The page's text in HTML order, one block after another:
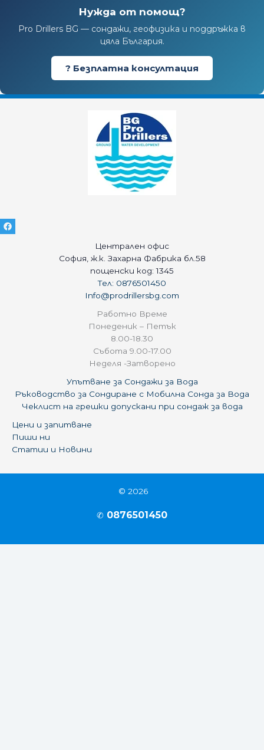
Нужда от помощ?
Pro Drillers BG — сондажи, геофизика и поддръжка в
цяла България.
? Безплатна консултация
Централен офис
София, ж.к. Захарна Фабрика бл.58
пощенски код: 1345
Тел: 0876501450
Info@prodrillersbg.com
Работно Време
Понеденик – Петък
8.00-18.30
Събота 9.00-17.00
Неделя -Затворено
Упътване за Сондажи за Вода
Ръководство за Сондиране с Мобилна Сонда за Вода
Чеклист на грешки допускани при сондаж за вода
Цени и запитване
Пиши ни
Статии и Новини
© 2026
✆ 0876501450